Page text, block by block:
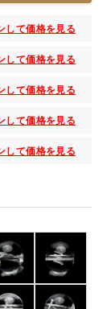
して価格を見る
して価格を見る
して価格を見る
して価格を見る
して価格を見る